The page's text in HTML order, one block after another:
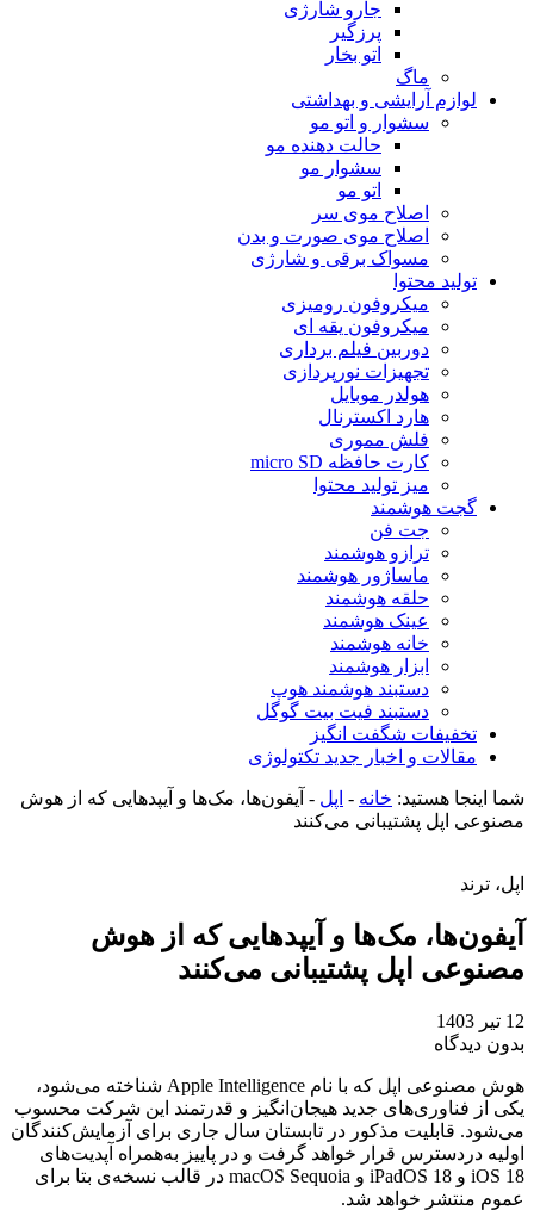
جارو شارژی
پرزگیر
اتو بخار
ماگ
لوازم آرایشی و بهداشتی
سشوار و اتو مو
حالت دهنده مو
سشوار مو
اتو مو
اصلاح موی سر
اصلاح موی صورت و بدن
مسواک برقی و شارژی
تولید محتوا
میکروفون رومیزی
میکروفون یقه ای
دوربین فیلم برداری
تجهیزات نورپردازی
هولدر موبایل
هارد اکسترنال
فلش مموری
کارت حافظه micro SD
میز تولید محتوا
گجت هوشمند
جت فن
ترازو هوشمند
ماساژور هوشمند
حلقه هوشمند
عینک هوشمند
خانه هوشمند
ابزار هوشمند
دستبند هوشمند هوپ
دستبند فیت بیت گوگل
تخفیفات شگفت انگیز
مقالات و اخبار جدید تکتولوژی
شما اینجا هستید: خانه - اپل - آیفون‌ها، مک‌ها و آیپدهایی که از هوش
مصنوعی اپل پشتیبانی می‌کنند
اپل، ترند
آیفون‌ها، مک‌ها و آیپدهایی که از هوش
مصنوعی اپل پشتیبانی می‌کنند
12 تیر 1403
بدون دیدگاه
هوش مصنوعی اپل که با نام Apple Intelligence شناخته می‌شود،
یکی از فناوری‌های جدید هیجان‌انگیز و قدرتمند این شرکت محسوب
می‌شود. قابلیت مذکور در تابستان سال جاری برای آزمایش‌کنندگان
اولیه در‌دسترس قرار خواهد گرفت و در پاییز به‌همراه آپدیت‌های
iOS 18 و iPadOS 18 و macOS Sequoia در قالب نسخه‌ی بتا برای
عموم منتشر خواهد شد.